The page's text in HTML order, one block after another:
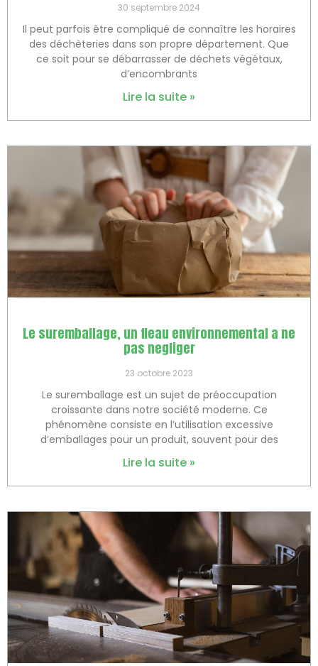
30 septembre 2024
Il peut parfois être compliqué de connaître les horaires
des déchèteries dans son propre département. Que
ce soit pour se débarrasser de déchets végétaux,
d’encombrants
Lire la suite »
Le suremballage, un fleau environnemental a ne
pas negliger
23 octobre 2023
Le suremballage est un sujet de préoccupation
croissante dans notre société moderne. Ce
phénomène consiste en l’utilisation excessive
d’emballages pour un produit, souvent pour des
Lire la suite »